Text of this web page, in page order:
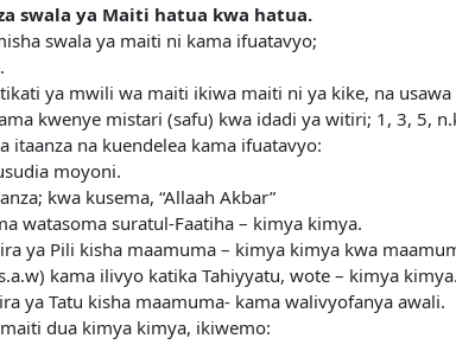
swala ya Maiti hatua kwa hatua.
swala ya maiti ni kama ifuatavyo;
ya mwili wa maiti ikiwa maiti ni ya kike, na
kwenye mistari (safu) kwa idadi ya witiri; 1, 3, 5,
itaanza na kuendelea kama ifuatavyo:
moyoni.
kwa kusema, “Allaah Akbar”
watasoma suratul-Faatiha – kimya kimya.
ya Pili kisha maamuma – kimya kimya kwa
kama ilivyo katika Tahiyyatu, wote – kimya kimya.
ya Tatu kisha maamuma- kama walivyofanya awali.
dua kimya kimya, ikiwemo: